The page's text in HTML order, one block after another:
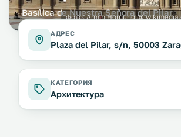
Basílica de Nuestra Señora del Pilar
фото:Armin Hornung@
АДРЕС
Plaza del Pilar, s/n, 50003
КАТЕГОРИЯ
Архитектура